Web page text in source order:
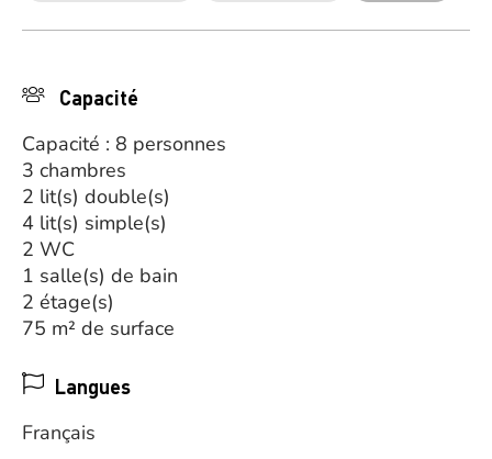
Capacité
Capacité : 8 personnes
3 chambres
2 lit(s) double(s)
4 lit(s) simple(s)
2 WC
1 salle(s) de bain
2 étage(s)
75 m² de surface
Langues
Français